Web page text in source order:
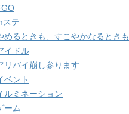
ステ
めるときも、すこやかなるときも
イドル
リバイ崩し参ります
ベント
ルミネーション
ーム